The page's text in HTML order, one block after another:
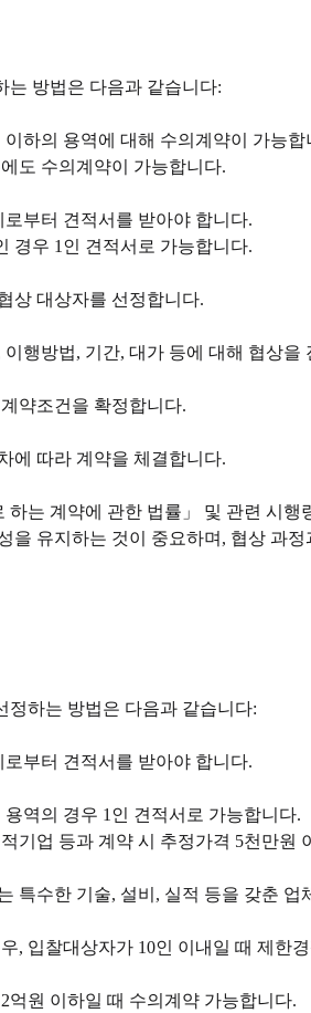
는 방법은 다음과 같습니다:
하의 용역에 대해 수의계약이 가능합
도 수의계약이 가능합니다.
부터 견적서를 받아야 합니다.
경우 1인 견적서로 가능합니다.
상 대상자를 선정합니다.
행방법, 기간, 대가 등에 대해 협상을
약조건을 확정합니다.
에 따라 계약을 체결합니다.
하는 계약에 관한 법률」 및 관련 시행
을 유지하는 것이 중요하며, 협상 과
정하는 방법은 다음과 같습니다:
부터 견적서를 받아야 합니다.
역의 경우 1인 견적서로 가능합니다.
기업 등과 계약 시 추정가격 5천만원
특수한 기술, 설비, 실적 등을 갖춘 업
, 입찰대상자가 10인 이내일 때 제한
억원 이하일 때 수의계약 가능합니다.